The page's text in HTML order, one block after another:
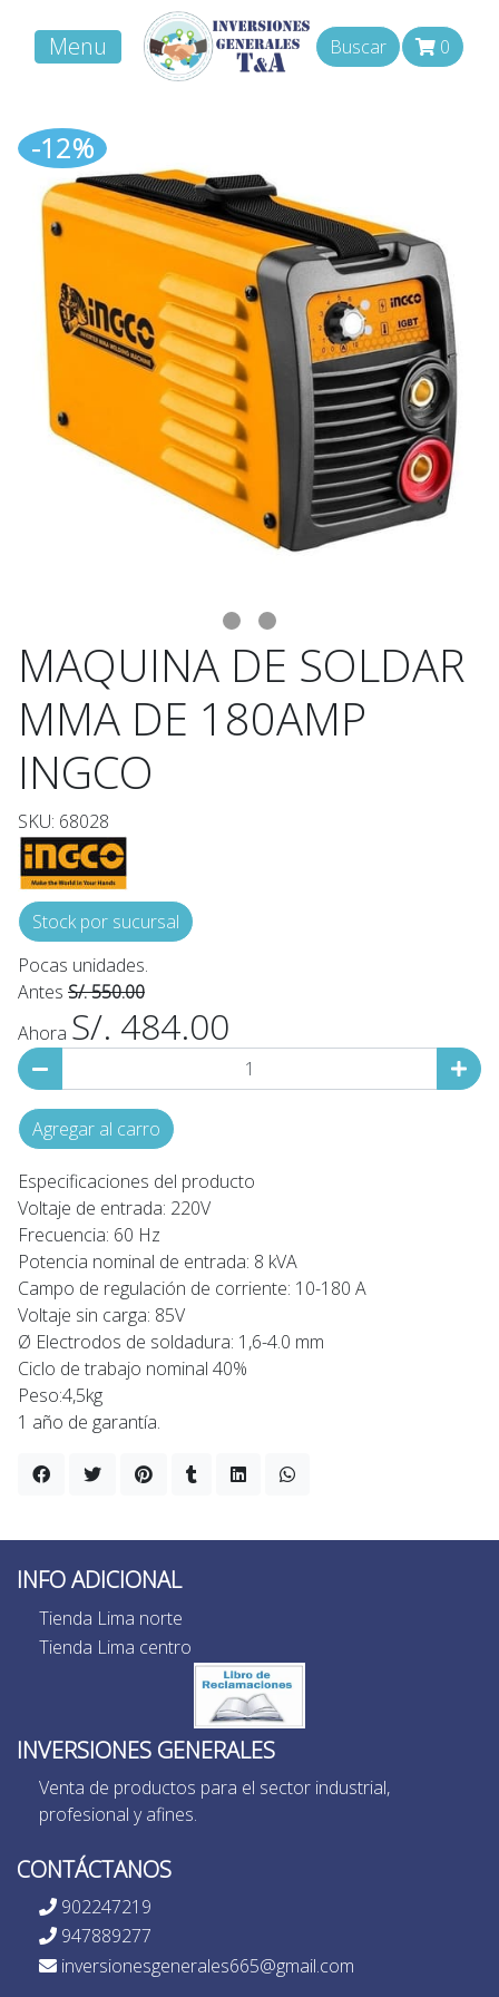
Menu Buscar 0
-12%
MAQUINA DE SOLDAR
MMA DE 180AMP
INGCO
SKU: 68028
Stock por sucursal
Pocas unidades.
Antes S/. 550.00
Ahora S/. 484.00
Agregar al carro
Especificaciones del producto
Voltaje de entrada: 220V
Frecuencia: 60 Hz
Potencia nominal de entrada: 8 kVA
Campo de regulación de corriente: 10-180 A
Voltaje sin carga: 85V
Ø Electrodos de soldadura: 1,6-4.0 mm
Ciclo de trabajo nominal 40%
Peso:4,5kg
1 año de garantía.
INFO ADICIONAL
Tienda Lima norte
Tienda Lima centro
INVERSIONES GENERALES
Venta de productos para el sector industrial,
profesional y afines.
CONTÁCTANOS
902247219
947889277
inversionesgenerales665@gmail.com